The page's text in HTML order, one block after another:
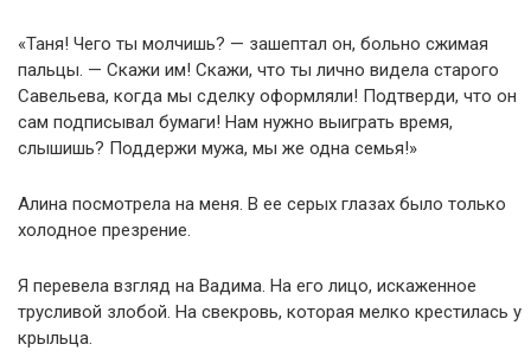
«Таня! Чего ты молчишь? — зашептал он, больно сжимая
пальцы. — Скажи им! Скажи, что ты лично видела старого
Савельева, когда мы сделку оформляли! Подтверди, что он
сам подписывал бумаги! Нам нужно выиграть время,
слышишь? Поддержи мужа, мы же одна семья!»
Алина посмотрела на меня. В ее серых глазах было только
холодное презрение.
Я перевела взгляд на Вадима. На его лицо, искаженное
трусливой злобой. На свекровь, которая мелко крестилась у
крыльца.